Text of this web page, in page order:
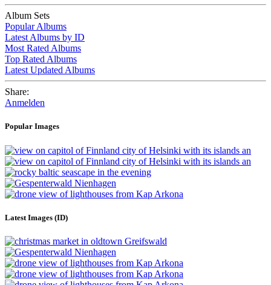
Album Sets
Popular Albums
Latest Albums by ID
Most Rated Albums
Top Rated Albums
Latest Updated Albums
Share:
Anmelden
Popular Images
Latest Images (ID)